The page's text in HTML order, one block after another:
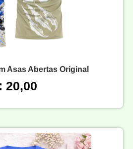
Asas Abertas Original
20,00